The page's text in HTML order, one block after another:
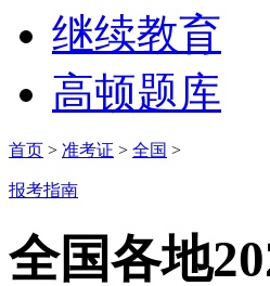
继续教育
高顿题库
首页 > 准考证 > 全国 >
报考指南
全国各地